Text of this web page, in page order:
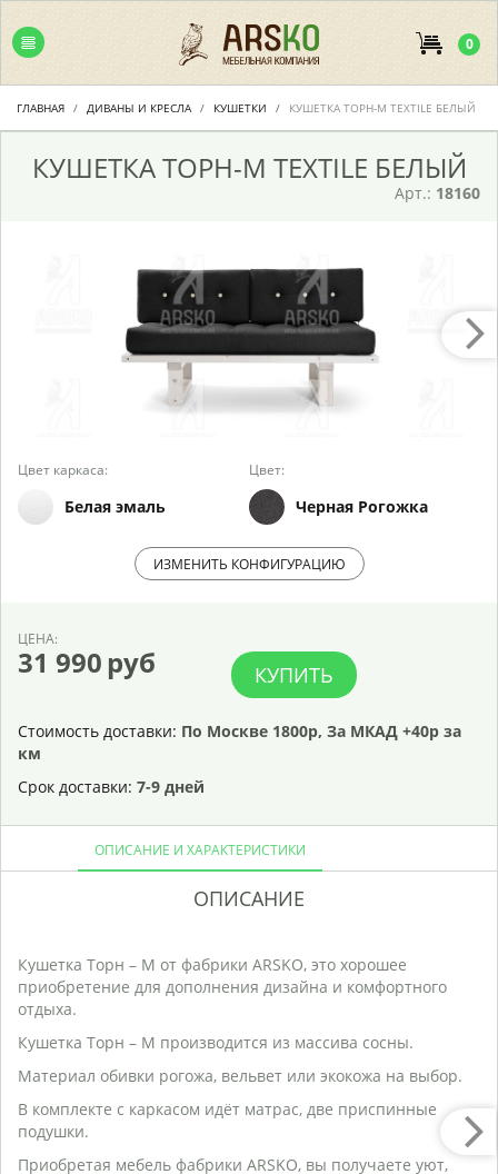
0
ГЛАВНАЯ ДИВАНЫ И КРЕСЛА КУШЕТКИ КУШЕТКА ТОРН-М TEXTILE БЕЛЫЙ
КУШЕТКА ТОРН-М TEXTILE БЕЛЫЙ
Арт.: 18160
Цвет каркаса:
Белая эмаль
Цвет:
Черная Рогожка
ИЗМЕНИТЬ КОНФИГУРАЦИЮ
ЦЕНА:
31 990 руб КУПИТЬ
Стоимость доставки: По Москве 1800р, За МКАД +40р за
км
Срок доставки: 7-9 дней
ОПИСАНИЕ И ХАРАКТЕРИСТИКИ
ОПИСАНИЕ
Кушетка Торн – М от фабрики ARSKO, это хорошее
приобретение для дополнения дизайна и комфортного
отдыха.
Кушетка Торн – М производится из массива сосны.
Материал обивки рогожа, вельвет или экокожа на выбор.
В комплекте с каркасом идёт матрас, две приспинные
подушки.
Приобретая мебель фабрики ARSKO, вы получаете уют,